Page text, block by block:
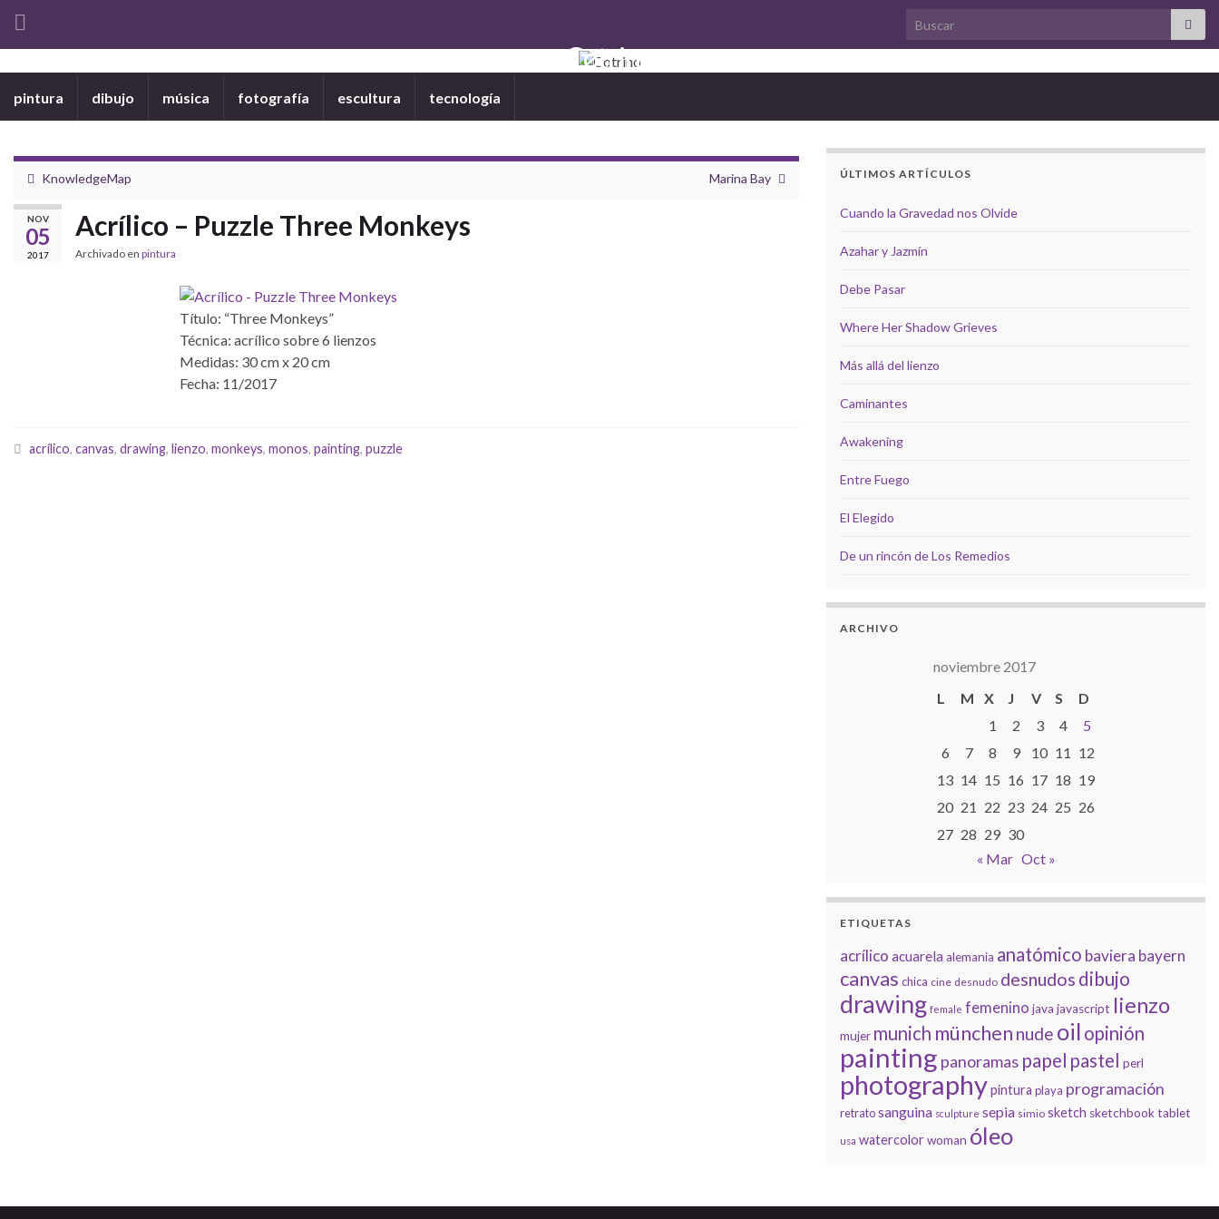
Search for:
Cotrino
pintura dibujo música fotografía escultura tecnología
KnowledgeMap Marina Bay
NOV
05
2017
Acrílico – Puzzle Three Monkeys
Archivado en pintura
Título: “Three Monkeys”
Técnica: acrílico sobre 6 lienzos
Medidas: 30 cm x 20 cm
Fecha: 11/2017
acrílico, canvas, drawing, lienzo, monkeys, monos, painting, puzzle
ÚLTIMOS ARTÍCULOS
Cuando la Gravedad nos Olvide
Azahar y Jazmín
Debe Pasar
Where Her Shadow Grieves
Más allá del lienzo
Caminantes
Awakening
Entre Fuego
El Elegido
De un rincón de Los Remedios
ARCHIVO
noviembre 2017
L
M X J V S
D
1
2 3 4
5
6
7 8 9 10 11 12
13 14 15 16 17 18 19
20 21 22 23 24 25 26
27 28 29 30
« Mar Oct »
ETIQUETAS
acrílico acuarela alemania anatómico baviera bayern
canvas chica cine desnudo desnudos dibujo
drawing female femenino java javascript lienzo
mujer munich münchen nude oil opinión
painting panoramas papel pastel perl
photographypintura playa programación
retratosanguina sculpture sepia simio sketch sketchbooktablet
usa watercolorwoman óleo